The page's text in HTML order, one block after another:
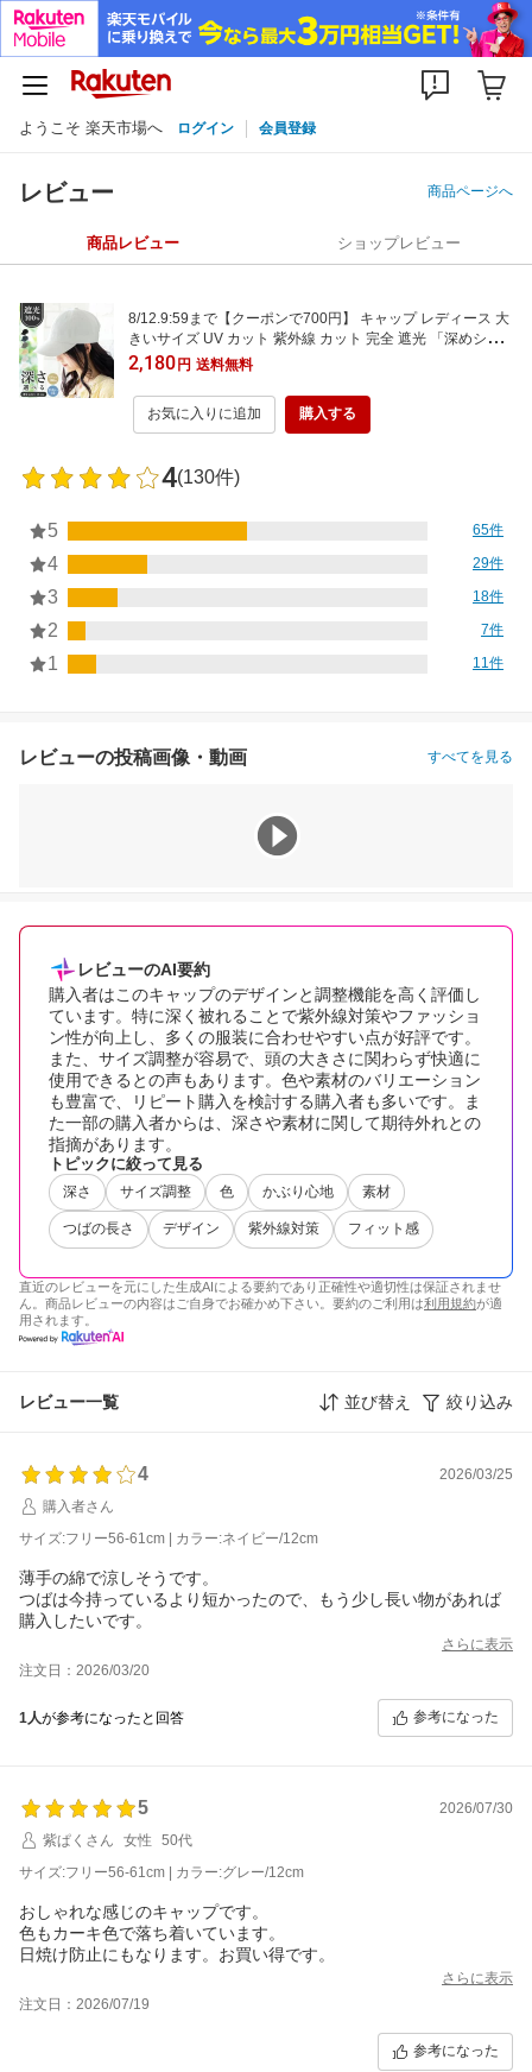
ようこそ 楽天市場へ ログイン 会員登録
レビュー 商品ページへ
商品レビュー ショップレビュー
8/12.9:59まで【クーポンで700円】 キャップ レディース 大
きいサイズ UV カット 紫外線 カット 完全 遮光 「深めシン
プルキャップ」 目深 人気 おすすめ オススメ 折りたたみ 日
焼け ぼうし 小顔 効果 飛ばない 運動会 旅 春 夏 春夏 母の日
2,180円 送料無料
お気に入りに追加 購入する
4(130件)
5 65件
4 29件
3 18件
2 7件
1 11件
レビューの投稿画像・動画 すべてを見る
レビューのAI要約
購入者はこのキャップのデザインと調整機能を高く評価し
ています。特に深く被れることで紫外線対策やファッショ
ン性が向上し、多くの服装に合わせやすい点が好評です。
また、サイズ調整が容易で、頭の大きさに関わらず快適に
使用できるとの声もあります。色や素材のバリエーション
も豊富で、リピート購入を検討する購入者も多いです。ま
た一部の購入者からは、深さや素材に関して期待外れとの
指摘があります。
トピックに絞って見る
深さ サイズ調整 色 かぶり心地 素材
つばの長さ デザイン 紫外線対策 フィット感
直近のレビューを元にした生成AIによる要約であり正確性や適切性は保証されませ
ん。商品レビューの内容はご自身でお確かめ下さい。要約のご利用は利用規約が適
用されます。
レビュー一覧 並び替え 絞り込み
4
2026/03/25
購入者さん
サイズ:フリー56-61cm | カラー:ネイビー/12cm
薄手の綿で涼しそうです。
つばは今持っているより短かったので、もう少し長い物があれば
購入したいです。
さらに表示
注文日：2026/03/20
1人が参考になったと回答 参考になった
5
2026/07/30
紫ぱくさん
女性
50代
サイズ:フリー56-61cm | カラー:グレー/12cm
おしゃれな感じのキャップです。
色もカーキ色で落ち着いています。
日焼け防止にもなります。お買い得です。
さらに表示
注文日：2026/07/19
参考になった